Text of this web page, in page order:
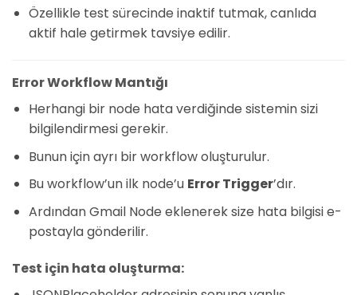
Özellikle test sürecinde inaktif tutmak, canlıda
aktif hale getirmek tavsiye edilir.
Error Workflow Mantığı
Herhangi bir node hata verdiğinde sistemin sizi
bilgilendirmesi gerekir.
Bunun için ayrı bir workflow oluşturulur.
Bu workflow’un ilk node’u Error Trigger’dır.
Ardından Gmail Node eklenerek size hata bilgisi e-
postayla gönderilir.
Test için hata oluşturma: